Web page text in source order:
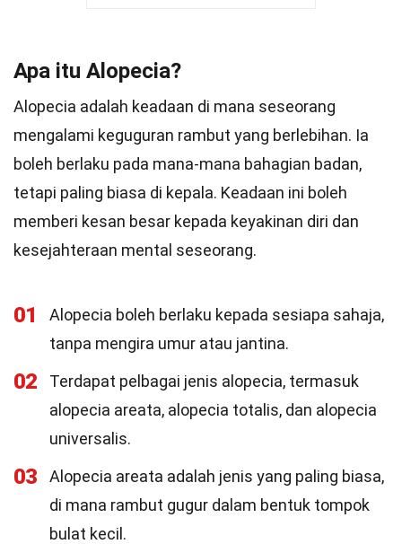
Apa itu Alopecia?
Alopecia adalah keadaan di mana seseorang
mengalami keguguran rambut yang berlebihan. Ia
boleh berlaku pada mana-mana bahagian badan,
tetapi paling biasa di kepala. Keadaan ini boleh
memberi kesan besar kepada keyakinan diri dan
kesejahteraan mental seseorang.
01
Alopecia boleh berlaku kepada sesiapa sahaja,
tanpa mengira umur atau jantina.
02
Terdapat pelbagai jenis alopecia, termasuk
alopecia areata, alopecia totalis, dan alopecia
universalis.
03
Alopecia areata adalah jenis yang paling biasa,
di mana rambut gugur dalam bentuk tompok
bulat kecil.